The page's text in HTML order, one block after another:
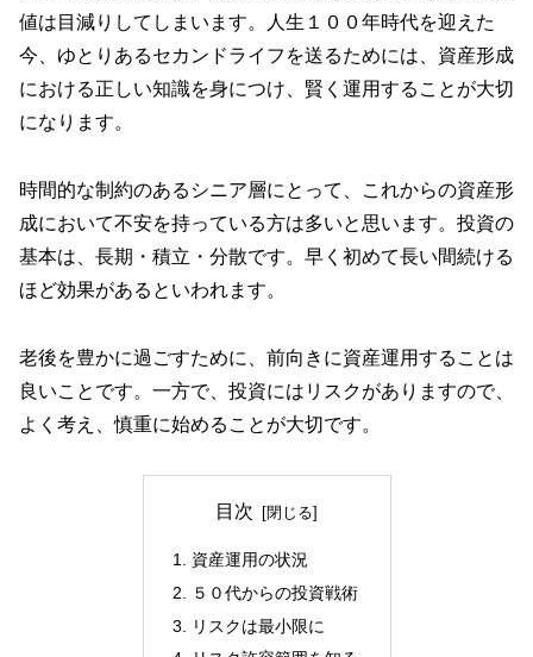
値は目減りしてしまいます。人生１００年時代を迎えた
今、ゆとりあるセカンドライフを送るためには、資産形成
における正しい知識を身につけ、賢く運用することが大切
になります。
時間的な制約のあるシニア層にとって、これからの資産形
成において不安を持っている方は多いと思います。投資の
基本は、長期・積立・分散です。早く初めて長い間続ける
ほど効果があるといわれます。
老後を豊かに過ごすために、前向きに資産運用することは
良いことです。一方で、投資にはリスクがありますので、
よく考え、慎重に始めることが大切です。
目次
資産運用の状況
５０代からの投資戦術
リスクは最小限に